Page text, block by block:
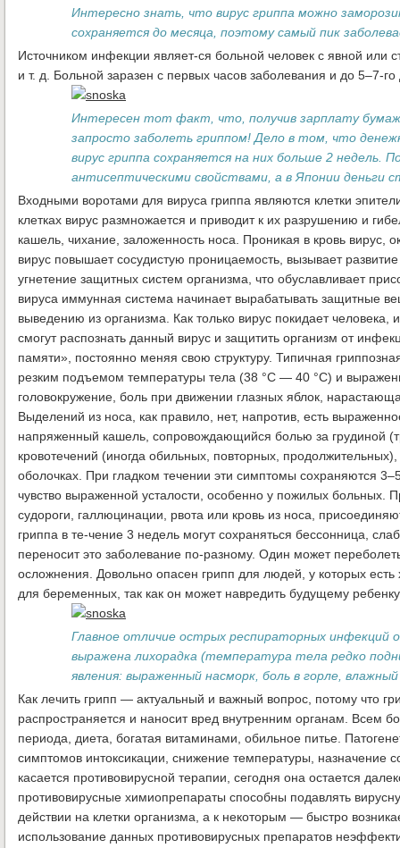
Интересно знать, что вирус гриппа можно
сохраняется до месяца, поэтому самый пик
Источником инфекции являет-ся больной человек с явной
и т. д. Больной заразен с первых часов заболевания и до 5–7-
Интересен тот факт, что, получив зарплату
запросто заболеть гриппом! Дело в том, что
вирус гриппа сохраняется на них больше 2
антисептическими свойствами, а в Японии деньги
Входными воротами для вируса гриппа являются клетки
клетках вирус размножается и приводит к их разрушению и
кашель, чихание, заложенность носа. Проникая в кровь вирус,
вирус повышает сосудистую проницаемость, вызывает
угнетение защитных систем организма, что обуславливает
вируса иммунная система начинает вырабатывать защитные
выведению из организма. Как только вирус покидает
смогут распознать данный вирус и защитить организм от
памяти», постоянно меняя свою структуру. Типичная
резким подъемом температуры тела (38 °C — 40 °C) и
головокружение, боль при движении глазных яблок,
Выделений из носа, как правило, нет, напротив, есть
напряженный кашель, сопровождающийся болью за грудиной
кровотечений (иногда обильных, повторных,
оболочках. При гладком течении эти симптомы сохраняются
чувство выраженной усталости, особенно у пожилых больных.
судороги, галлюцинации, рвота или кровь из носа,
гриппа в те-чение 3 недель могут сохраняться бессонница,
переносит это заболевание по-разному. Один может
осложнения. Довольно опасен грипп для людей, у которых
для беременных, так как он может навредить будущему
Главное отличие острых респираторных
выражена лихорадка (температура тела редко
явления: выраженный насморк, боль в горле,
Как лечить грипп — актуальный и важный вопрос, потому что
распространяется и наносит вред внутренним органам. Всем
периода, диета, богатая витаминами, обильное питье.
симптомов интоксикации, снижение температуры, назначение
касается противовирусной терапии, сегодня она остается
противовирусные химиопрепараты способны подавлять
действии на клетки организма, а к некоторым — быстро
использование данных противовирусных препаратов